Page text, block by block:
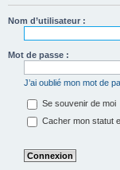
Nom d’utilisateur :
Mot de passe :
J’ai oublié mon mot de
Se souvenir de moi
Cacher mon statut